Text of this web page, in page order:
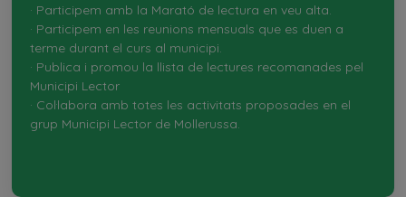
· Participem amb la Marató de lectura en veu alta.
· Participem en les reunions mensuals que es duen a
terme durant el curs al municipi.
· Publica i promou la llista de lectures recomanades pel
Municipi Lector
· Col·labora amb totes les activitats proposades en el
grup Municipi Lector de Mollerussa.